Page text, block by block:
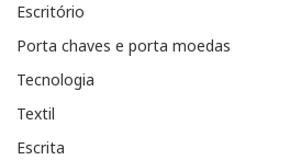
Escritório
Porta chaves e porta moedas
Tecnologia
Textil
Escrita